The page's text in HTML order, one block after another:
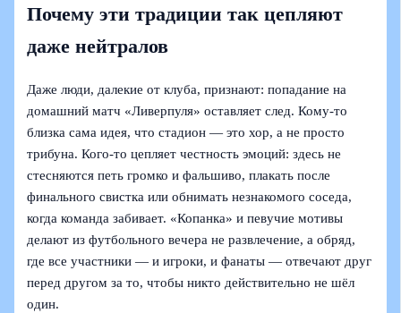
Почему эти традиции так цепляют
даже нейтралов
Даже люди, далекие от клуба, признают: попадание на
домашний матч «Ливерпуля» оставляет след. Кому-то
близка сама идея, что стадион — это хор, а не просто
трибуна. Кого-то цепляет честность эмоций: здесь не
стесняются петь громко и фальшиво, плакать после
финального свистка или обнимать незнакомого соседа,
когда команда забивает. «Копанка» и певучие мотивы
делают из футбольного вечера не развлечение, а обряд,
где все участники — и игроки, и фанаты — отвечают друг
перед другом за то, чтобы никто действительно не шёл
один.